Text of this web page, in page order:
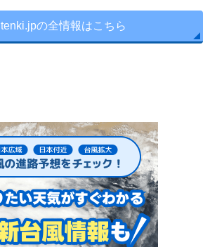
tenki.jpの全情報はこちら